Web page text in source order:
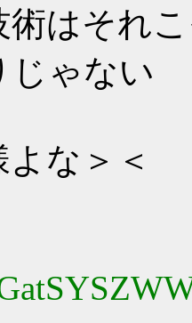
術はそれ
じゃない
な＞＜